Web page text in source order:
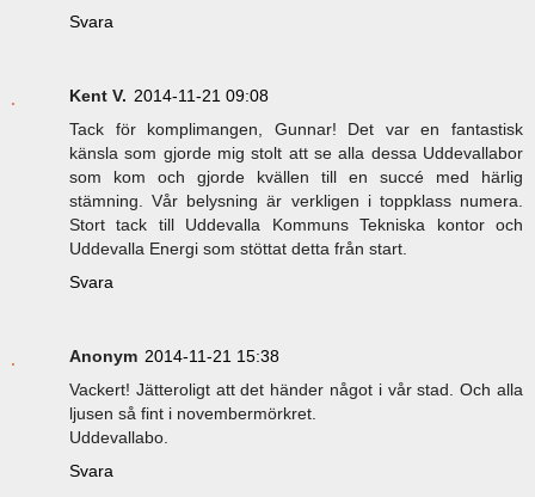
Svara
Kent V. 2014-11-21 09:08
Tack för komplimangen, Gunnar! Det var en fantastisk
känsla som gjorde mig stolt att se alla dessa Uddevallabor
som kom och gjorde kvällen till en succé med härlig
stämning. Vår belysning är verkligen i toppklass numera.
Stort tack till Uddevalla Kommuns Tekniska kontor och
Uddevalla Energi som stöttat detta från start.
Svara
Anonym 2014-11-21 15:38
Vackert! Jätteroligt att det händer något i vår stad. Och alla
ljusen så fint i novembermörkret.
Uddevallabo.
Svara